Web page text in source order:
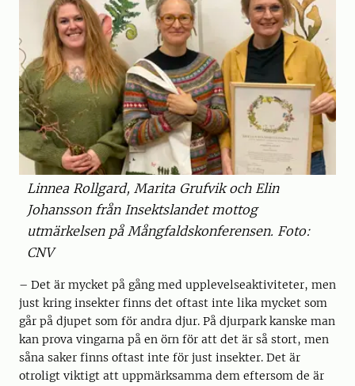
Linnea Rollgard, Marita Grufvik och Elin
Johansson från Insektslandet mottog
utmärkelsen på Mångfaldskonferensen. Foto:
CNV
– Det är mycket på gång med upplevelseaktiviteter, men
just kring insekter finns det oftast inte lika mycket som
går på djupet som för andra djur. På djurpark kanske man
kan prova vingarna på en örn för att det är så stort, men
såna saker finns oftast inte för just insekter. Det är
otroligt viktigt att uppmärksamma dem eftersom de är